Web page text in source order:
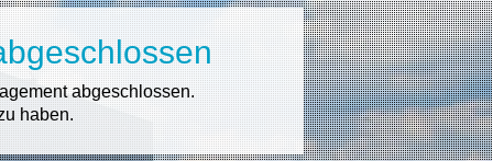
abgeschlossen.
haben.